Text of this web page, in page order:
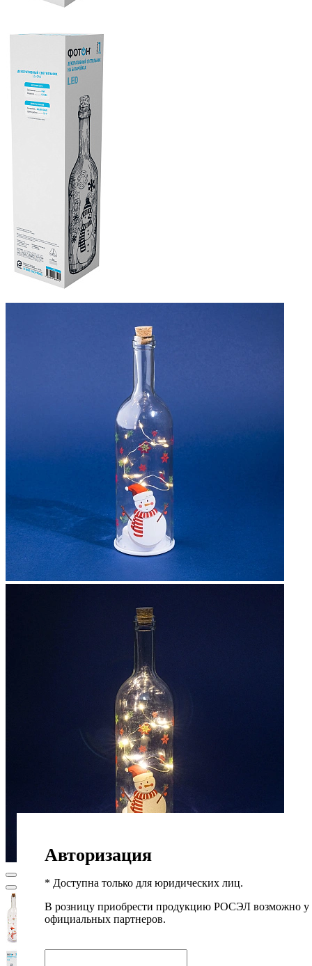
Авторизация
* Доступна только для юридических лиц.
В розницу приобрести продукцию РОСЭЛ возможно у
официальных партнеров.